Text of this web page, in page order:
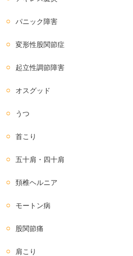
パニック障害
変形性股関節症
起立性調節障害
オスグッド
うつ
首こり
五十肩・四十肩
頚椎ヘルニア
モートン病
股関節痛
肩こり